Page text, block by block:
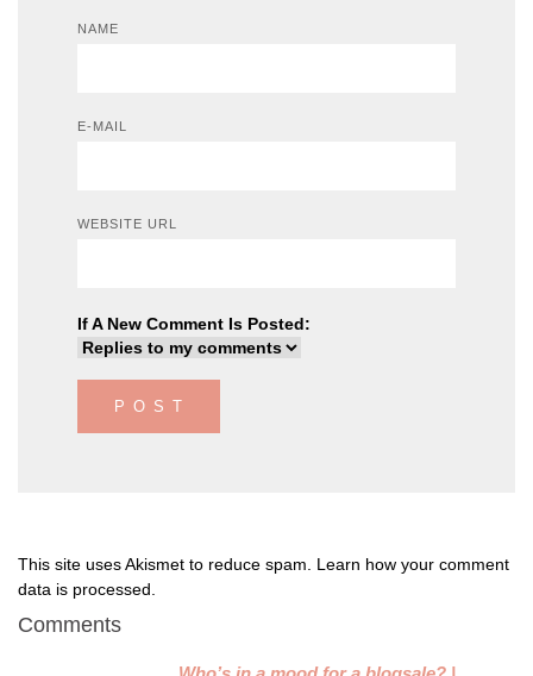
NAME
E-MAIL
WEBSITE URL
If A New Comment Is Posted:
This site uses Akismet to reduce spam. Learn how your comment
data is processed
Comments